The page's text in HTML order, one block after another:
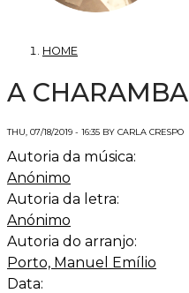
HOME
A CHARAMBA
THU, 07/18/2019 - 16:35 BY CARLA CRESPO
Autoria da música:
Anónimo
Autoria da letra:
Anónimo
Autoria do arranjo:
Porto, Manuel Emílio
Data: